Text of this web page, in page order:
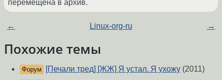
перемещена в архив.
← Linux-org-ru →
Похожие темы
Форум [Печали тред] [ЖЖ] Я устал. Я ухожу (2011)